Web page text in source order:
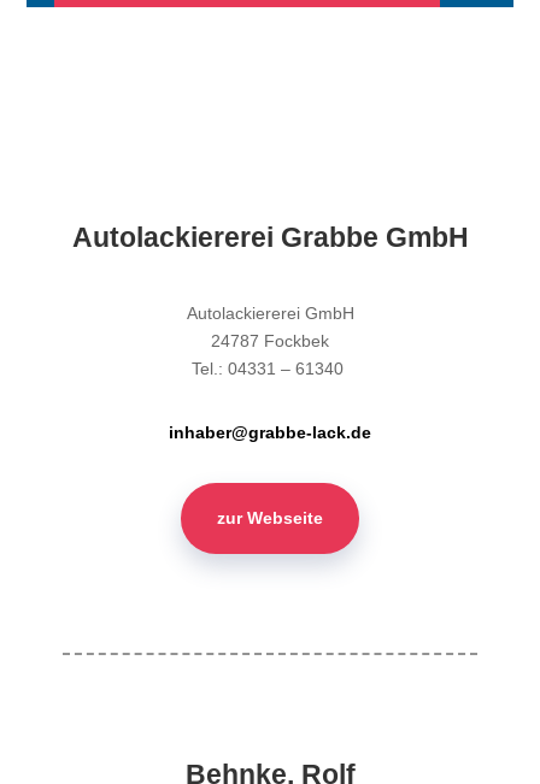
Autolackiererei Grabbe GmbH
Autolackiererei GmbH
24787 Fockbek
Tel.: 04331 – 61340
inhaber@grabbe-lack.de
zur Webseite
Behnke, Rolf